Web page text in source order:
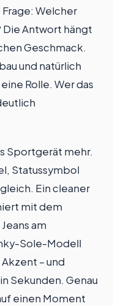
Welcher
Die Antwort hängt
Geschmack.
und natürlich
Rolle. Wer das
Sportgerät mehr.
Statussymbol
Ein cleaner
mit dem
am
Sole-Modell
– und
Sekunden. Genau
einen Moment